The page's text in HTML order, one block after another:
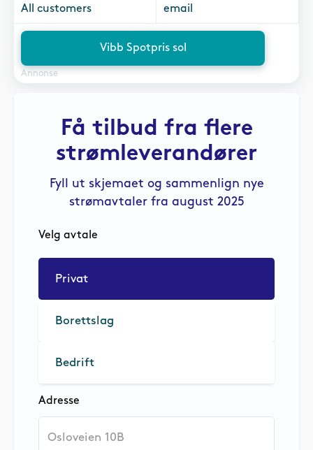
All customers email
Vibb Spotpris sol
Annonse
Få tilbud fra flere
strømleverandører
Fyll ut skjemaet og sammenlign nye
strømavtaler fra august 2025
Velg avtale
Privat
Borettslag
Bedrift
Adresse